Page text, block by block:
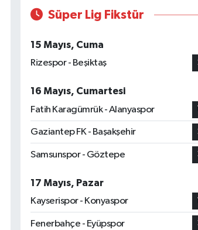
Süper Lig Fikstür
15 Mayıs, Cuma
Rizespor - Beşiktaş
16 Mayıs, Cumartesi
Fatih Karagümrük - Alanyaspor
Gaziantep FK - Başakşehir
Samsunspor - Göztepe
17 Mayıs, Pazar
Kayserispor - Konyaspor
Fenerbahçe - Eyüpspor